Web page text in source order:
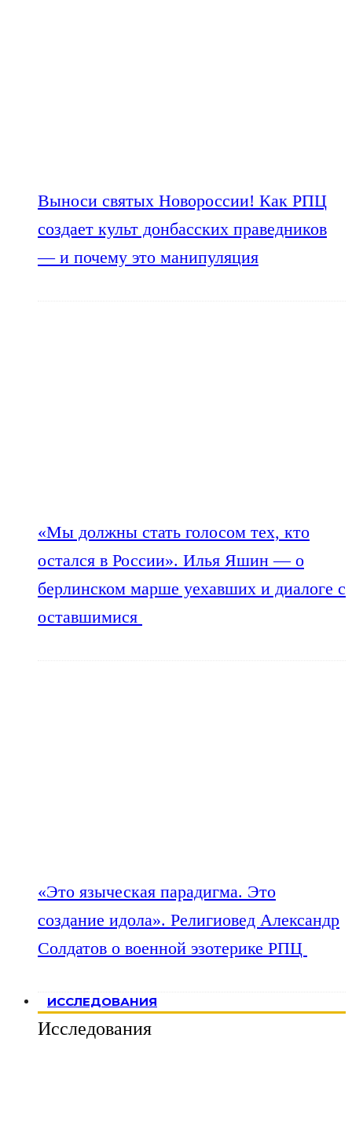
Выноси святых Новороссии! Как РПЦ
создает культ донбасских праведников
— и почему это манипуляция
«Мы должны стать голосом тех, кто
остался в России». Илья Яшин — о
берлинском марше уехавших и диалоге с
оставшимися
«Это языческая парадигма. Это
создание идола». Религиовед Александр
Солдатов о военной эзотерике РПЦ
ИССЛЕДОВАНИЯ
Исследования